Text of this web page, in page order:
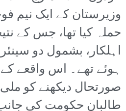
وزیرستان کے ایک نیم
حملہ کیا تھا، جس کے
اہلکار، بشمول دو
ہوئے تھے۔ اس واقعے
صورتحال دیکھنے کو
طالبان حکومت کی